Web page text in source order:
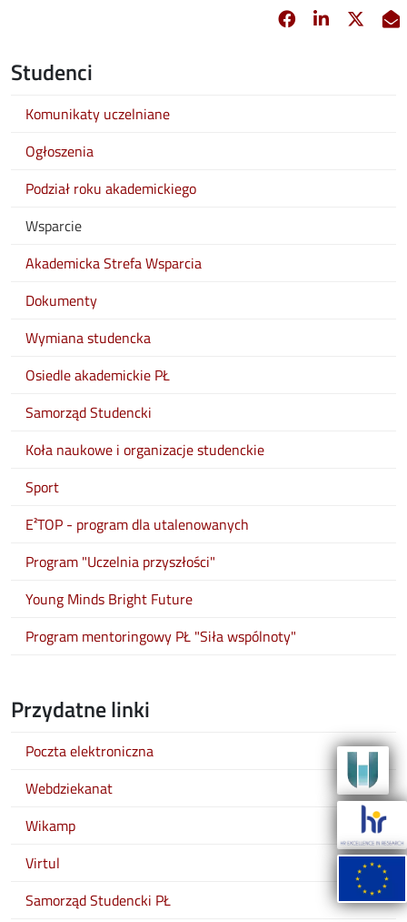
Facebook
opens in new
Linkedin
opens in
X
Studenci
Komunikaty uczelniane
Ogłoszenia
Podział roku akademickiego
Wsparcie
Akademicka Strefa Wsparcia
Dokumenty
Wymiana studencka
Osiedle akademickie PŁ
Samorząd Studencki
Koła naukowe i organizacje studenckie
Sport
E²TOP - program dla utalenowanych
Program "Uczelnia przyszłości"
Young Minds Bright Future
Program mentoringowy PŁ "Siła wspólnoty"
Przydatne linki
Poczta elektroniczna
Webdziekanat
Wikamp
Virtul
Samorząd Studencki PŁ